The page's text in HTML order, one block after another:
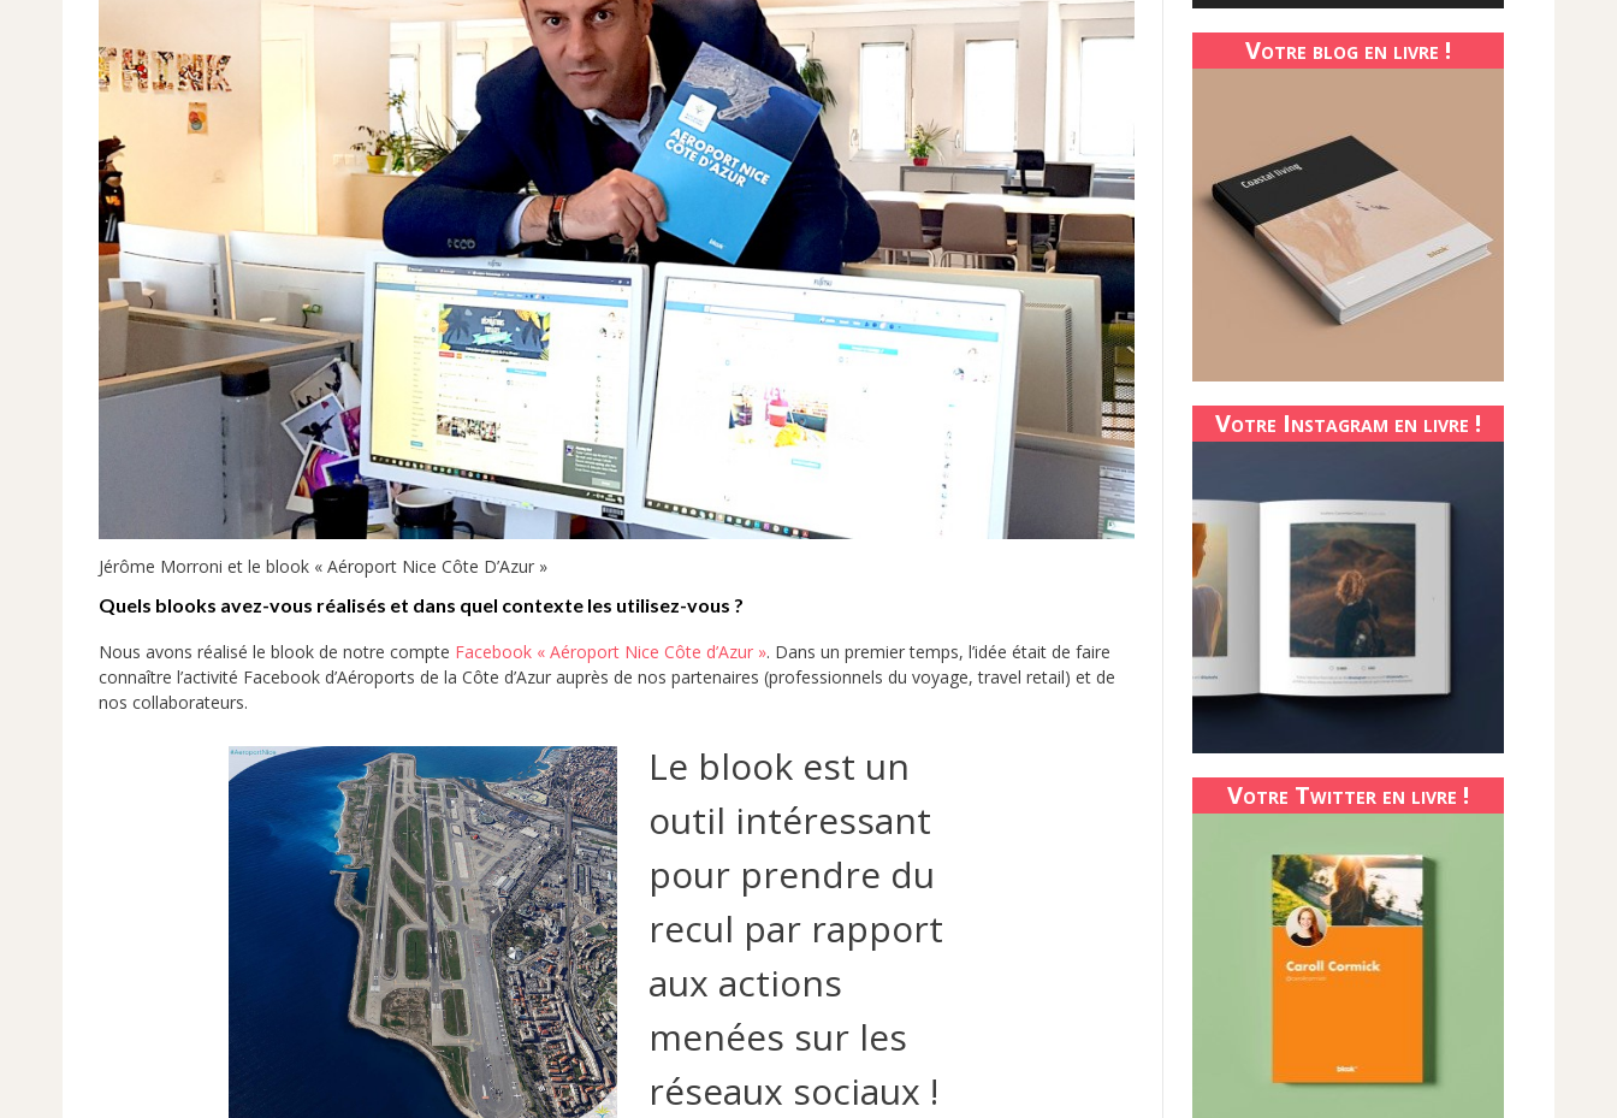
Jérôme Morroni et le blook « Aéroport Nice Côte D’Azur »
Quels blooks avez-vous réalisés et dans quel contexte les utilisez-vous ?
Nous avons réalisé le blook de notre compte Facebook « Aéroport Nice Côte d’Azur ». Dans un premier temps, l’idée était de faire
connaître l’activité Facebook d’Aéroports de la Côte d’Azur auprès de nos partenaires (professionnels du voyage, travel retail) et de
nos collaborateurs.
Le blook est un
outil intéressant
pour prendre du
recul par rapport
aux actions
menées sur les
réseaux sociaux !
Votre blog en livre !
Votre Instagram en livre !
Votre Twitter en livre !